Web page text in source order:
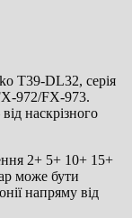
T39-DL32, серія
972/FX-973.
наскрізного
2+ 5+ 10+ 15+
може бути
напряму від